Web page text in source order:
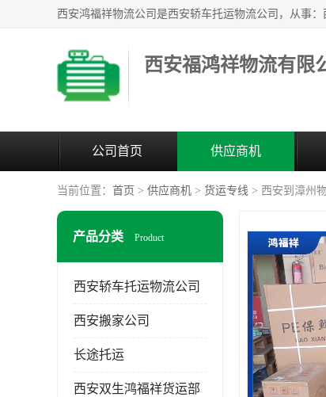
西安福鸿祥物流有限
公司首页 供应商机
当前位置： 首页 > 供应商机 > 货运专线 > 西安到漳州
产品分类 Product
西安轿车托运物流公司
西安搬家公司
长途托运
西安双生鸿福祥货运部